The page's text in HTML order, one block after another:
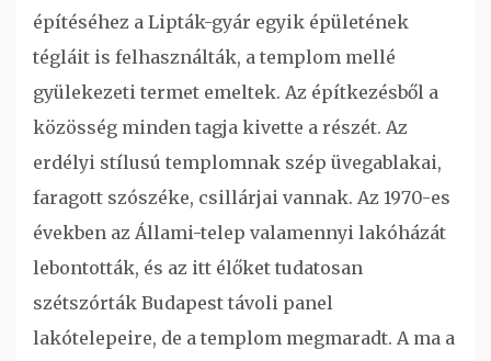
építéséhez a Lipták-gyár egyik épületének
tégláit is felhasználták, a templom mellé
gyülekezeti termet emeltek. Az építkezésből a
közösség minden tagja kivette a részét. Az
erdélyi stílusú templomnak szép üvegablakai,
faragott szószéke, csillárjai vannak. Az 1970-es
években az Állami-telep valamennyi lakóházát
lebontották, és az itt élőket tudatosan
szétszórták Budapest távoli panel
lakótelepeire, de a templom megmaradt. A ma a